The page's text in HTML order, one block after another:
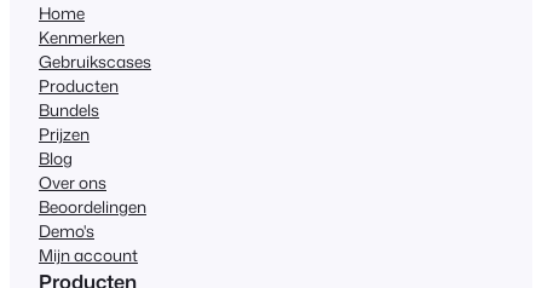
Home
Kenmerken
Gebruikscases
Producten
Bundels
Prijzen
Blog
Over ons
Beoordelingen
Demo's
Mijn account
Producten